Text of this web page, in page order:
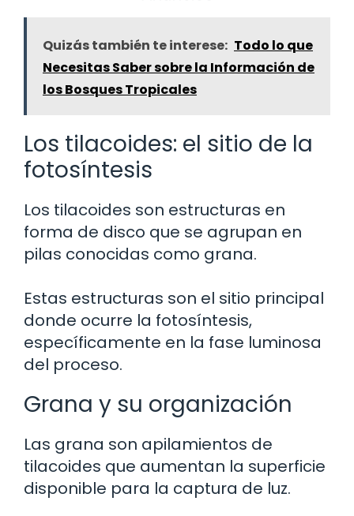
Quizás también te interese: Todo lo que
Necesitas Saber sobre la Información de
los Bosques Tropicales
Los tilacoides: el sitio de la
fotosíntesis
Los tilacoides son estructuras en
forma de disco que se agrupan en
pilas conocidas como grana.
Estas estructuras son el sitio principal
donde ocurre la fotosíntesis,
específicamente en la fase luminosa
del proceso.
Grana y su organización
Las grana son apilamientos de
tilacoides que aumentan la superficie
disponible para la captura de luz.